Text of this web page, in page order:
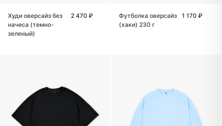
Худи оверсайз без
начеса (темно-
зеленый)
2 470 ₽
Футболка оверсайз
(хаки) 230 г
1 170 ₽